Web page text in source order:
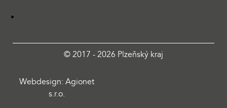
© 2017 - 2026 Plzeňský kraj
Webdesign: Agionet
s.r.o.